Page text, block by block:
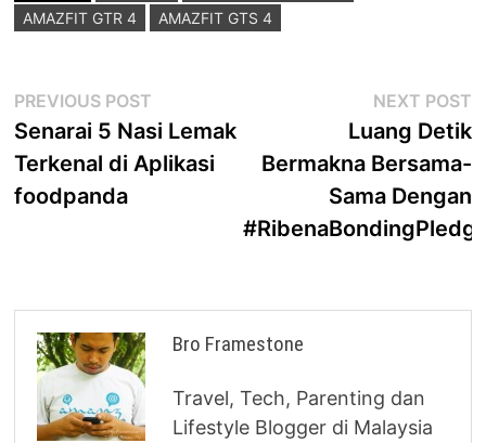
AMAZFIT GTR 4
AMAZFIT GTS 4
Post
navigation
PREVIOUS POST
post:
Senarai 5 Nasi Lemak
Terkenal di Aplikasi
foodpanda
NEXT POST
Luang Detik
Bermakna Bersama-
Sama Dengan
Bro Framestone
Travel, Tech, Parenting dan
Lifestyle Blogger di Malaysia